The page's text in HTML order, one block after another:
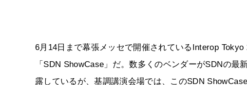
6月14日まで幕張メッセで開催されているInterop
「SDN ShowCase」だ。数多くのベンダーがSDNの
露しているが、基調講演会場では、このSDN